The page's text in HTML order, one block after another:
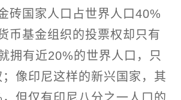
砖国家人口占世界人口40%
币基金组织的投票权却只有
拥有近20%的世界人口，只
像印尼这样的新兴国家，其